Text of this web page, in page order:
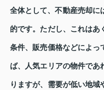
全体として、不動産売却に
的です。ただし、これはあ
条件、販売価格などによっ
ば、人気エリアの物件であ
りますが、需要が低い地